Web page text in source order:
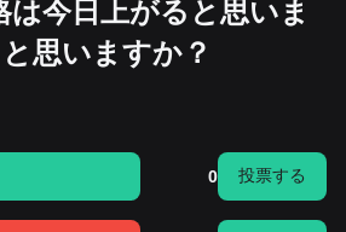
今日上がると思いま
思いますか？
0 投票する